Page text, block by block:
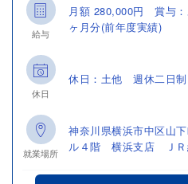
給与
月額 280,000円 賞与
ヶ月分(前年度実績)
休日
休日：土他 週休二日
就業場所
神奈川県横浜市中区山
ル４階 横浜支店 ＪＲ